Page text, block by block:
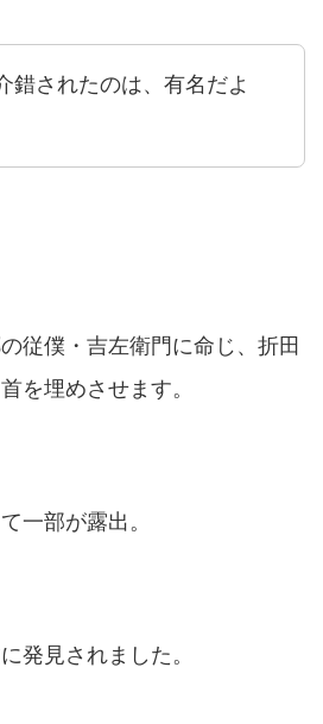
錯されたのは、有名だよ
従僕・吉左衛門に命じ、折田
を埋めさせます。
一部が露出。
発見されました。